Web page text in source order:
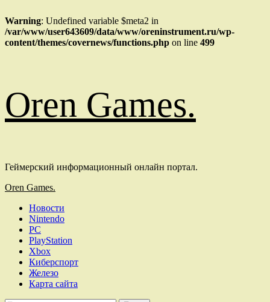
Warning: Undefined variable $meta2 in
/var/www/user643609/data/www/oreninstrument.ru/wp-
content/themes/covernews/functions.php on line 499
к
содержимому
Oren Games.
Геймерский информационный онлайн портал.
Основное
Oren Games.
Новости
Nintendo
PC
PlayStation
Xbox
Киберспорт
Железо
Карта сайта